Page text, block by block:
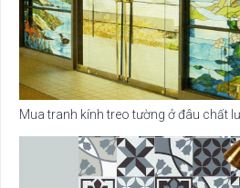
Mua tranh kính treo tường ở đâu chất